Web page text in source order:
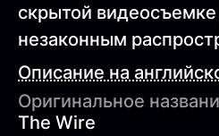
скрытой
незаконным
Описание на
Оригинальное
The Wire